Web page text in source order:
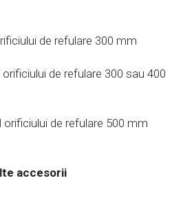
de refulare 300 mm
de refulare 300 sau 400
de refulare 500 mm
accesorii